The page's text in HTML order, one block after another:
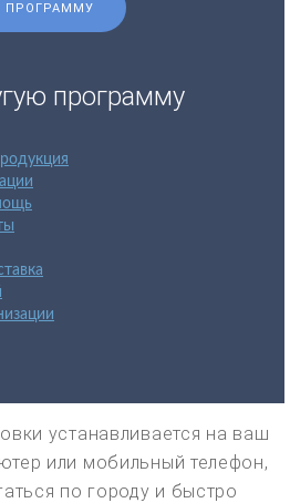
ПРОГРАММУ
программу
устанавливается на ваш
или мобильный телефон,
по городу и быстро